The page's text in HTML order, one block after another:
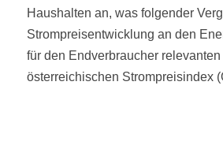
Haushalten an, was folgender
Strompreisentwicklung an den
für den Endverbraucher
österreichischen Strompreisindex